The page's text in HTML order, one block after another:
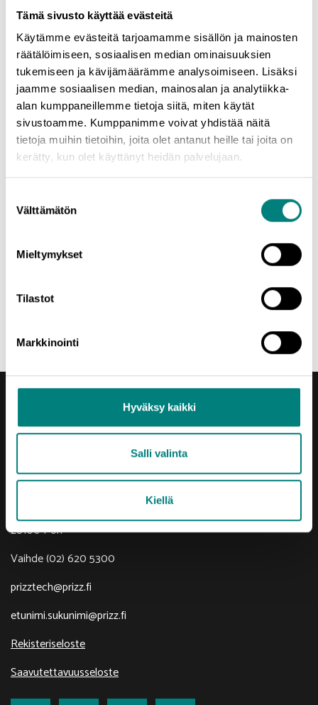
Tämä sivusto käyttää evästeitä
Käytämme evästeitä tarjoamamme sisällön ja mainosten
räätälöimiseen, sosiaalisen median ominaisuuksien
tukemiseen ja kävijämäärämme analysoimiseen. Lisäksi
jaamme sosiaalisen median, mainosalan ja analytiikka-
alan kumppaneillemme tietoja siitä, miten käytät
sivustoamme. Kumppanimme voivat yhdistää näitä
tietoja muihin tietoihin, joita olet antanut heille tai joita on
kerätty, kun olet käyttänyt heidän palvelujaan.
valinta
Välttämätön
Mieltymykset
Tilastot
Markkinointi
Hyväksy kaikki
Salli valinta
Kiellä
* * * *
Yrittäjyysinfot teemoittain:
Minustako yrittäjä? -infot| Yleiskatsaus yrittäjyyteen ja
starttirahan hakemiseen sekä tietoa maksuttomista
neuvontapalveluista Satakunnassa (infot järjestetään
webinaareina ja iltainfoina eri paikkakunnilla Satakunnassa)
Mistä idea yrittäjyyteen?| Liikeidean keksiminen, yrittäjäksi
yritysoston kautta, jne. (webinaari)
-Liikeidea 1/2: Ideasta liikeideaksi| Ohjausta liikeidean
Liikeidea 2/2: Liikeideasta suunnitelmaksi
| Mitä kaikkea
(webinaari)
| Käytännön tietoa
sivutoimisesta yrittäjyydestä ja kevytyrittäjyydestä (webinaari)
Yhteystiedot
28100 Pori
Vaihde (02) 620 5300
prizztech@prizz.fi
etunimi.sukunimi@prizz.fi
Rekisteriseloste
Saavutettavuusseloste